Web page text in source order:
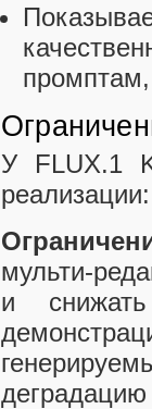
У FLUX.1
реализации:
мульти-
и